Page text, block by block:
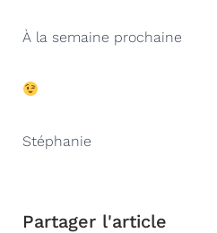
Partager l'article
À la semaine prochaine
Stéphanie